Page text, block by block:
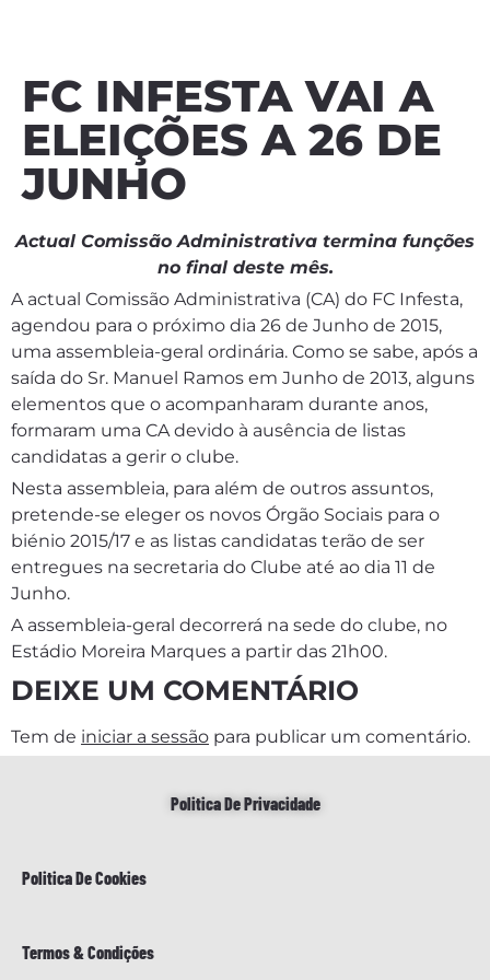
FC INFESTA VAI A
ELEIÇÕES A 26 DE
JUNHO
Actual Comissão Administrativa termina funções
no final deste mês.
A actual Comissão Administrativa (CA) do FC Infesta,
agendou para o próximo dia 26 de Junho de 2015,
uma assembleia-geral ordinária. Como se sabe, após a
saída do Sr. Manuel Ramos em Junho de 2013, alguns
elementos que o acompanharam durante anos,
formaram uma CA devido à ausência de listas
candidatas a gerir o clube.
Nesta assembleia, para além de outros assuntos,
pretende-se eleger os novos Órgão Sociais para o
biénio 2015/17 e as listas candidatas terão de ser
entregues na secretaria do Clube até ao dia 11 de
Junho.
A assembleia-geral decorrerá na sede do clube, no
Estádio Moreira Marques a partir das 21h00.
DEIXE UM COMENTÁRIO
Tem de iniciar a sessão para publicar um comentário.
Politica De Privacidade
Politica De Cookies
Termos & Condições